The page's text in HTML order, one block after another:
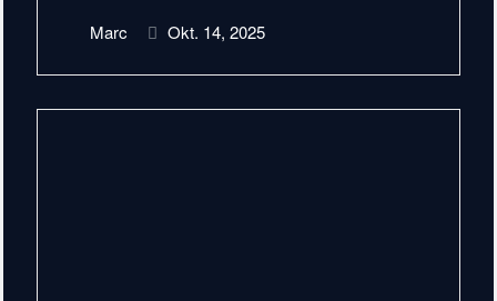
Marc Okt. 14, 2025